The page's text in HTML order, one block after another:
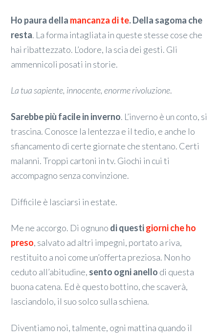
Ho paura della mancanza di te. Della sagoma che
resta. La forma intagliata in queste stesse cose che
hai ribattezzato. L’odore, la scia dei gesti. Gli
ammennicoli posati in storie.
La tua sapiente, innocente, enorme rivoluzione.
Sarebbe più facile in inverno. L’inverno è un conto, si
trascina. Conosce la lentezza e il tedio, e anche lo
sfiancamento di certe giornate che stentano. Certi
malanni. Troppi cartoni in tv. Giochi in cui ti
accompagno senza convinzione.
Difficile è lasciarsi in estate.
Me ne accorgo. Di ognuno di questigiorni che ho
preso, salvato ad altri impegni, portato a riva,
restituito a noi come un’offerta preziosa. Non ho
ceduto all’abitudine, sento ogni anello di questa
buona catena. Ed è questo bottino, che scaverà,
lasciandolo, il suo solco sulla schiena.
Diventiamo noi, talmente, ogni mattina quando il